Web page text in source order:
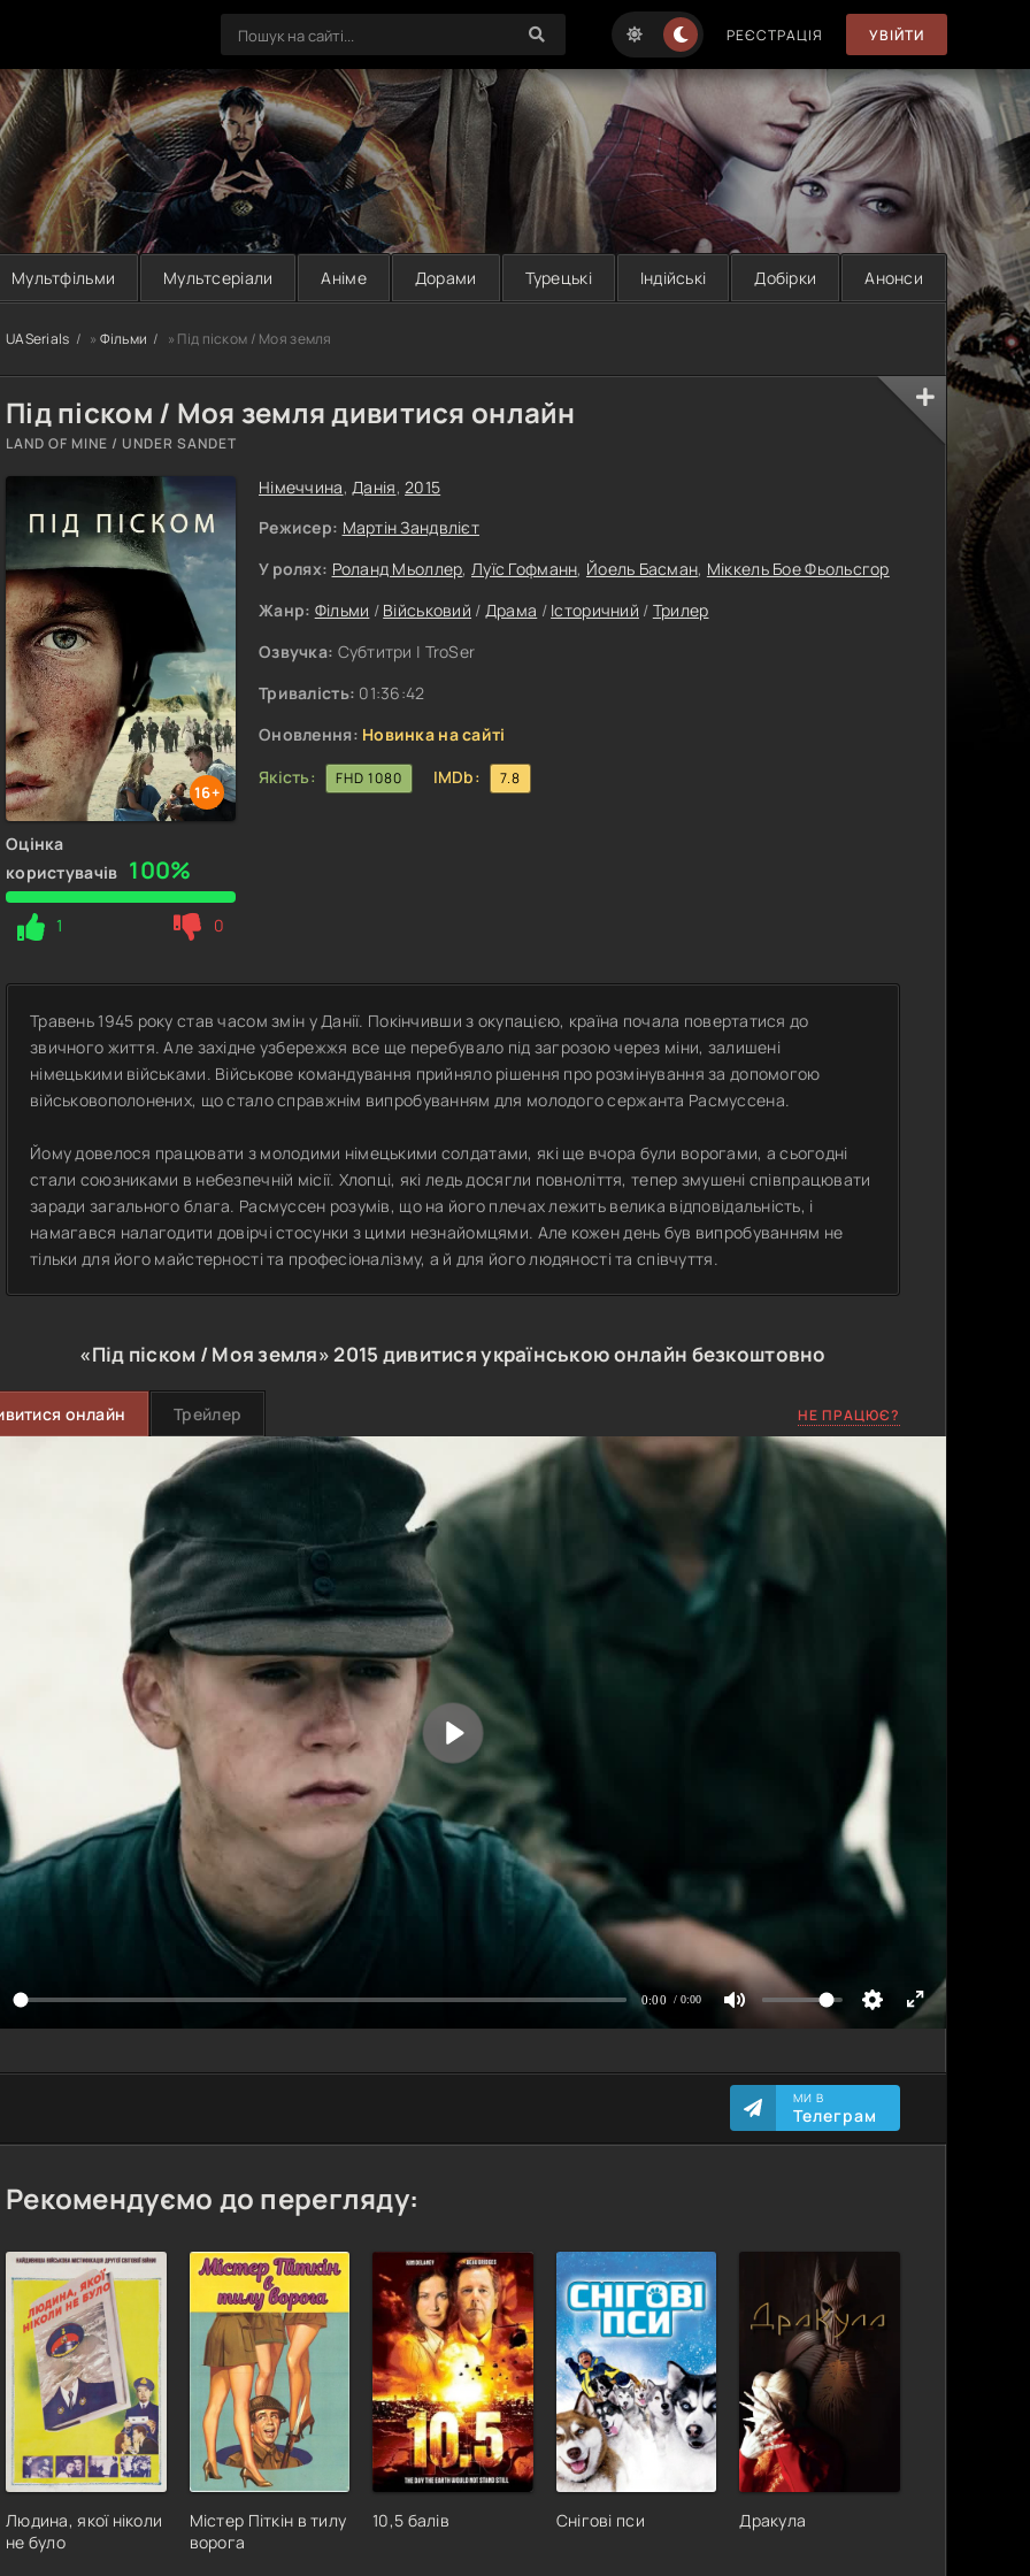
РЕЄСТРАЦІЯ УВІЙТИ
Мультфільми Мультсеріали Аніме Дорами Турецькі Індійські Добірки Анонси
UASerials » Фільми » Під піском / Моя земля
Під піском / Моя земля дивитися онлайн
LAND OF MINE / UNDER SANDET
16+
Оцінка
користувачів 100%
1 0
Німеччина,Данія,2015
Режисер: Мартін Зандвлієт
У ролях: Роланд Мьоллер,Луїс Гофманн, Йоель Басман, Міккель Бое Фьольсгор
Жанр: Фільми / Військовий / Драма / Історичний / Трилер
Озвучка: Субтитри | TroSer
Тривалість: 01:36:42
Оновлення: Новинка на сайті
Якість:
FHD 1080 IMDb: 7.8
Травень 1945 року став часом змін у Данії. Покінчивши з окупацією, країна почала повертатися до
звичного життя. Але західне узбережжя все ще перебувало під загрозою через міни, залишені
німецькими військами. Військове командування прийняло рішення про розмінування за допомогою
військовополонених, що стало справжнім випробуванням для молодого сержанта Расмуссена.
Йому довелося працювати з молодими німецькими солдатами, які ще вчора були ворогами, а сьогодні
стали союзниками в небезпечній місії. Хлопці, які ледь досягли повноліття, тепер змушені співпрацювати
заради загального блага. Расмуссен розумів, що на його плечах лежить велика відповідальність, і
намагався налагодити довірчі стосунки з цими незнайомцями. Але кожен день був випробуванням не
тільки для його майстерності та професіоналізму, а й для його людяності та співчуття.
«Під піском / Моя земля»2015 дивитися українською онлайн безкоштовно
онлайн Трейлер НЕ ПРАЦЮЄ?
МИ В
Телеграм
Рекомендуємо до перегляду:
Людина, якої ніколи
не було
Містер Піткін в тилу
ворога
10,5 балів Снігові пси Дракула